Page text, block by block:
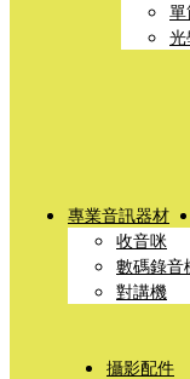
單
光
專業音訊器材
收音咪
數碼錄音
對講機
攝影配件